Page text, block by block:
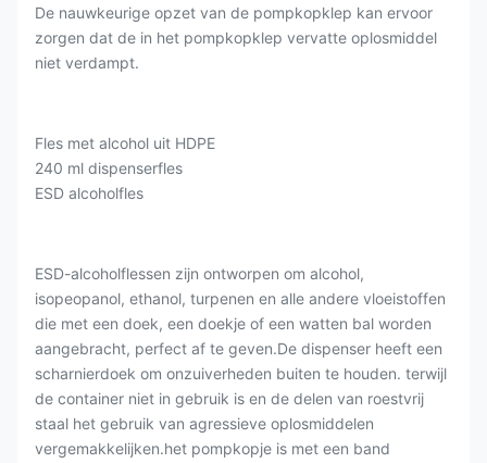
De nauwkeurige opzet van de pompkopklep kan ervoor
zorgen dat de in het pompkopklep vervatte oplosmiddel
niet verdampt.
Fles met alcohol uit HDPE
240 ml dispenserfles
ESD alcoholfles
ESD-alcoholflessen zijn ontworpen om alcohol,
isopeopanol, ethanol, turpenen en alle andere vloeistoffen
die met een doek, een doekje of een watten bal worden
aangebracht, perfect af te geven.De dispenser heeft een
scharnierdoek om onzuiverheden buiten te houden. terwijl
de container niet in gebruik is en de delen van roestvrij
staal het gebruik van agressieve oplosmiddelen
vergemakkelijken.het pompkopje is met een band